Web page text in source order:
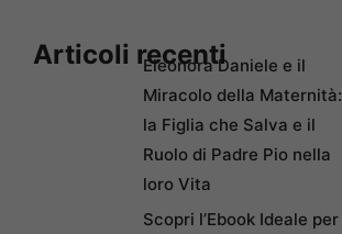
Articoli recentiEleonora Daniele e il
Miracolo della Maternità:
la Figlia che Salva e il
Ruolo di Padre Pio nella
loro Vita
Scopri l’Ebook Ideale per